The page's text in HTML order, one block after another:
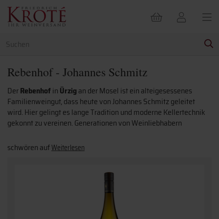
Rebenhof - Johannes Schmitz
DerRebenhofin Ürzig an der Mosel ist ein alteigesessenes
Familienweingut, dass heute von Johannes Schmitz geleitet
wird. Hier gelingt es lange Tradition und moderne Kellertechnik
gekonnt zu vereinen. Generationen von Weinliebhabern
schwören aufWeiterlesen